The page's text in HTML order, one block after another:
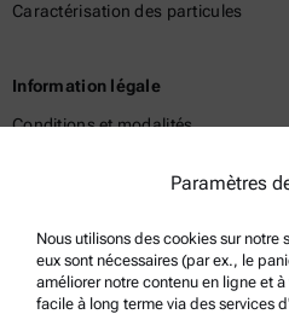
Caractérisation des particules
Information légale
Conditions et modalités
Mentions légales
Conditions d'utilisation
Paramètres
Nous utilisons des cookies sur notre
eux sont nécessaires (par ex., le
améliorer notre contenu en ligne et
facile à long terme via des services